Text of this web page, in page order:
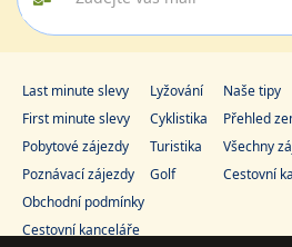
Last minute slevy
First minute slevy
Pobytové zájezdy
Poznávací zájezdy
Lyžování
Cyklistika
Turistika
Golf
Naše tipy
Přehled
Všechny
Cestovní
Obchodní podmínky
Cestovní kanceláře